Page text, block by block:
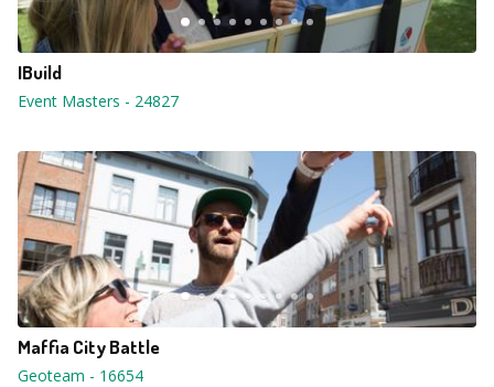
IBuild
Event Masters - 24827
Maffia City Battle
Geoteam - 16654